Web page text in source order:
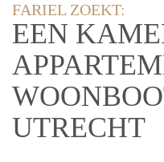
FARIEL ZOEKT:
EEN
UTRECHT